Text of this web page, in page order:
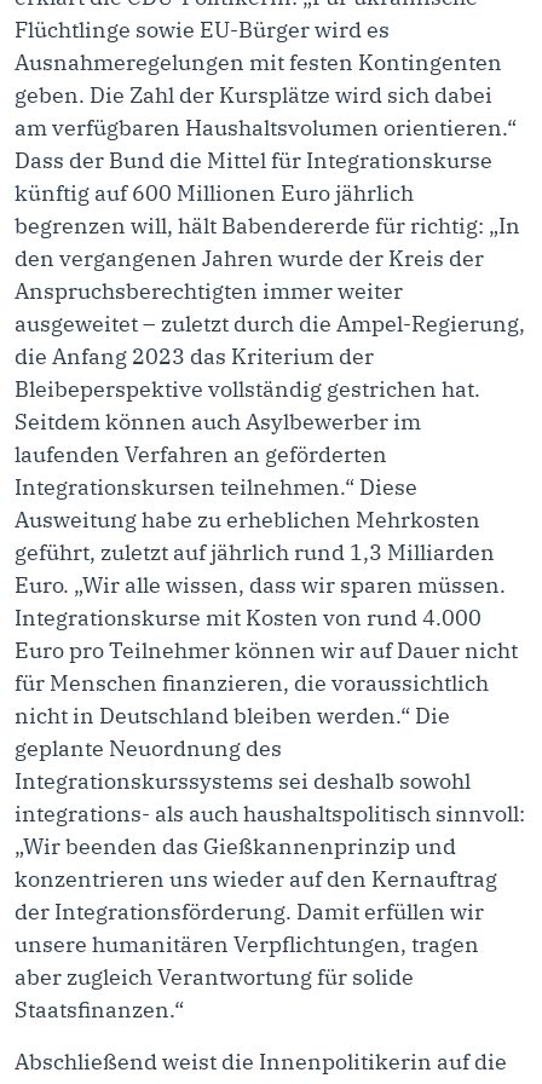
Flüchtlinge sowie EU-Bürger wird es
Ausnahmeregelungen mit festen Kontingenten
geben. Die Zahl der Kursplätze wird sich dabei
am verfügbaren Haushaltsvolumen orientieren.“
Dass der Bund die Mittel für Integrationskurse
künftig auf 600 Millionen Euro jährlich
begrenzen will, hält Babendererde für richtig: „In
den vergangenen Jahren wurde der Kreis der
Anspruchsberechtigten immer weiter
ausgeweitet – zuletzt durch die Ampel-Regierung,
die Anfang 2023 das Kriterium der
Bleibeperspektive vollständig gestrichen hat.
Seitdem können auch Asylbewerber im
laufenden Verfahren an geförderten
Integrationskursen teilnehmen.“ Diese
Ausweitung habe zu erheblichen Mehrkosten
geführt, zuletzt auf jährlich rund 1,3 Milliarden
Euro. „Wir alle wissen, dass wir sparen müssen.
Integrationskurse mit Kosten von rund 4.000
Euro pro Teilnehmer können wir auf Dauer nicht
für Menschen finanzieren, die voraussichtlich
nicht in Deutschland bleiben werden.“ Die
geplante Neuordnung des
Integrationskurssystems sei deshalb sowohl
integrations- als auch haushaltspolitisch sinnvoll:
„Wir beenden das Gießkannenprinzip und
konzentrieren uns wieder auf den Kernauftrag
der Integrationsförderung. Damit erfüllen wir
unsere humanitären Verpflichtungen, tragen
aber zugleich Verantwortung für solide
Staatsfinanzen.“
Abschließend weist die Innenpolitikerin auf die